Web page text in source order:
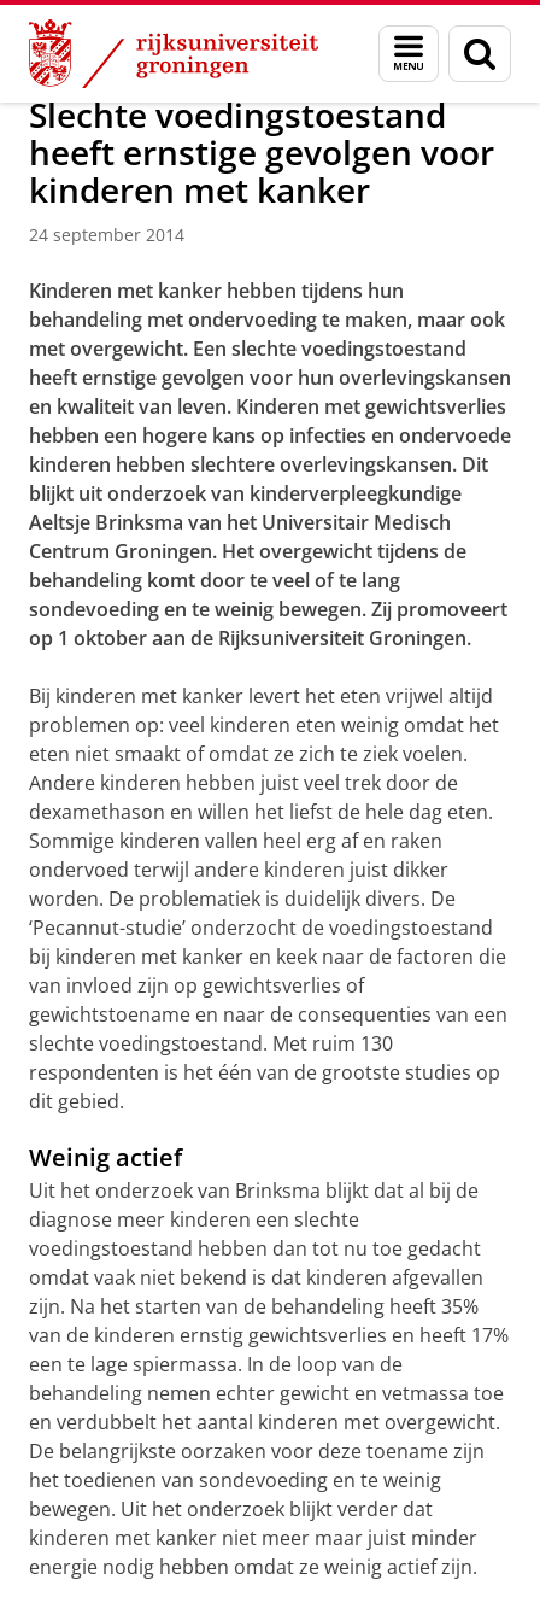
Skip
Content
Skip
Navigation
Menu
en
zoeken
Over ons Actueel Nieuws Nieuwsberichten
Slechte voedingstoestand
heeft ernstige gevolgen voor
kinderen met kanker
24 september 2014
Kinderen met kanker hebben tijdens hun
behandeling met ondervoeding te maken, maar ook
met overgewicht. Een slechte voedingstoestand
heeft ernstige gevolgen voor hun overlevingskansen
en kwaliteit van leven. Kinderen met gewichtsverlies
hebben een hogere kans op infecties en ondervoede
kinderen hebben slechtere overlevingskansen. Dit
blijkt uit onderzoek van kinderverpleegkundige
Aeltsje Brinksma van het Universitair Medisch
Centrum Groningen. Het overgewicht tijdens de
behandeling komt door te veel of te lang
sondevoeding en te weinig bewegen. Zij promoveert
op 1 oktober aan de Rijksuniversiteit Groningen.
Bij kinderen met kanker levert het eten vrijwel altijd
problemen op: veel kinderen eten weinig omdat het
eten niet smaakt of omdat ze zich te ziek voelen.
Andere kinderen hebben juist veel trek door de
dexamethason en willen het liefst de hele dag eten.
Sommige kinderen vallen heel erg af en raken
ondervoed terwijl andere kinderen juist dikker
worden. De problematiek is duidelijk divers. De
‘Pecannut-studie’ onderzocht de voedingstoestand
bij kinderen met kanker en keek naar de factoren die
van invloed zijn op gewichtsverlies of
gewichtstoename en naar de consequenties van een
slechte voedingstoestand. Met ruim 130
respondenten is het één van de grootste studies op
dit gebied.
Weinig actief
Uit het onderzoek van Brinksma blijkt dat al bij de
diagnose meer kinderen een slechte
voedingstoestand hebben dan tot nu toe gedacht
omdat vaak niet bekend is dat kinderen afgevallen
zijn. Na het starten van de behandeling heeft 35%
van de kinderen ernstig gewichtsverlies en heeft 17%
een te lage spiermassa. In de loop van de
behandeling nemen echter gewicht en vetmassa toe
en verdubbelt het aantal kinderen met overgewicht.
De belangrijkste oorzaken voor deze toename zijn
het toedienen van sondevoeding en te weinig
bewegen. Uit het onderzoek blijkt verder dat
kinderen met kanker niet meer maar juist minder
energie nodig hebben omdat ze weinig actief zijn.